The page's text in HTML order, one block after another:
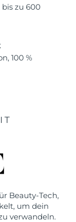
zu 600
100 %
Beauty-Tech,
um dein
verwandeln.